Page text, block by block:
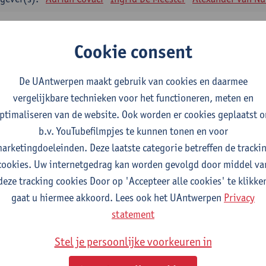
farmacie en biofarmacie II
Filip Kiekens
farmacie en biofarmacie II: praktijk
1E SEM
studiepunten
Filip Kiekens
structuurbepaling van geneesmiddelen
1E SEM
Tess De Bruyne Alexander van Nuijs Emmy Tuenter
en farmaceutische zorg I
Guido De Meyer Hans De Loof
Cookie consent
De UAntwerpen maakt gebruik van cookies en daarmee
vergelijkbare technieken voor het functioneren, meten en
van de website. Ook worden er cookies geplaatst
b.v. YouTubefilmpjes te kunnen tonen en voor
Deze laatste categorie betreffen de
Uw internetgedrag kan worden gevolgd door middel
tracking cookies Door op 'Accepteer alle cookies' te
gaat u hiermee akkoord. Lees ook het UAntwerpen Privacy
statement
Stel je persoonlijke voorkeuren in